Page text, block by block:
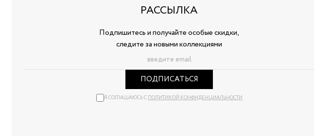
РАССЫЛКА
Подпишитесь и получайте особые скидки,
следите за новыми коллекциями
ПОДПИСАТЬСЯ
Я СОГЛАШАЮСЬ С ПОЛИТИКОЙ КОНФИДЕНЦИАЛЬНОСТИ